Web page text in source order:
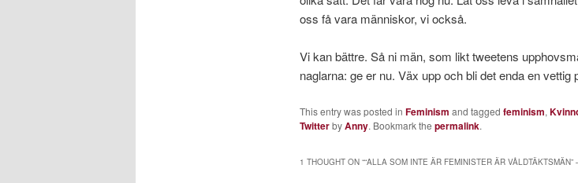
oss få vara människor, vi också.
Vi kan bättre. Så ni män, som likt tweetens
naglarna: ge er nu. Väx upp och bli det enda en
This entry was posted in Feminism and tagged feminism,
TwitterbyAnny. Bookmark the permalink.
1 THOUGHT ON ““ALLA SOM INTE ÄR FEMINISTER ÄR